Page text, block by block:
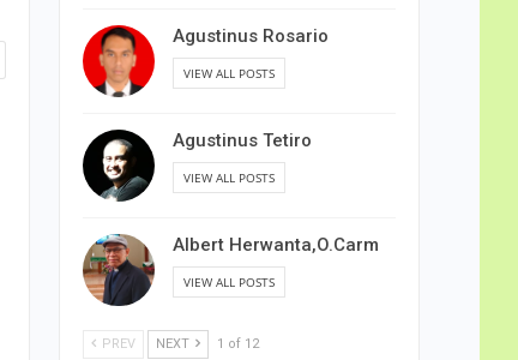
Agustinus Rosario
VIEW ALL POSTS
Agustinus Tetiro
VIEW ALL POSTS
Albert Herwanta,O.Carm
VIEW ALL POSTS
PREV NEXT 1 of 12